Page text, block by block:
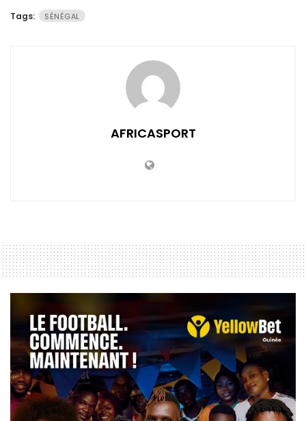
Tags: SÉNÉGAL
AFRICASPORT